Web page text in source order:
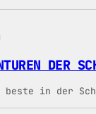
DER
beste in der